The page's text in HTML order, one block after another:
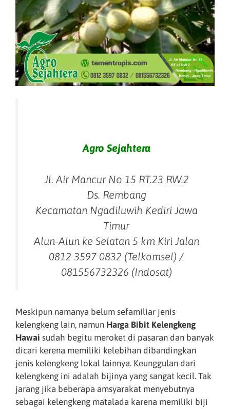
Agro Sejahtera
Jl. Air Mancur No 15 RT.23 RW.2
Ds. Rembang
Kecamatan Ngadiluwih Kediri Jawa
Timur
Alun-Alun ke Selatan 5 km Kiri Jalan
0812 3597 0832 (Telkomsel) /
081556732326 (Indosat)
Meskipun namanya belum sefamiliar jenis
kelengkeng lain, namun Harga Bibit Kelengkeng
Hawai sudah begitu meroket di pasaran dan banyak
dicari kerena memiliki kelebihan dibandingkan
jenis kelengkeng lokal lainnya. Keunggulan dari
kelengkeng ini adalah bijinya yang sangat kecil. Tak
jarang jika beberapa amsyarakat menyebutnya
sebagai kelengkeng matalada karena memiliki biji